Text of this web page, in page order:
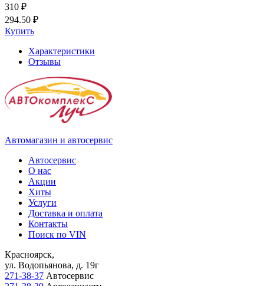
310 ₽
294.50 ₽
Купить
Характеристики
Отзывы
Автомагазин и автосервис
Автосервис
О нас
Акции
Хиты
Услуги
Доставка и оплата
Контакты
Поиск по VIN
Красноярск,
ул. Водопьянова, д. 19г
271-38-37 Автосервис